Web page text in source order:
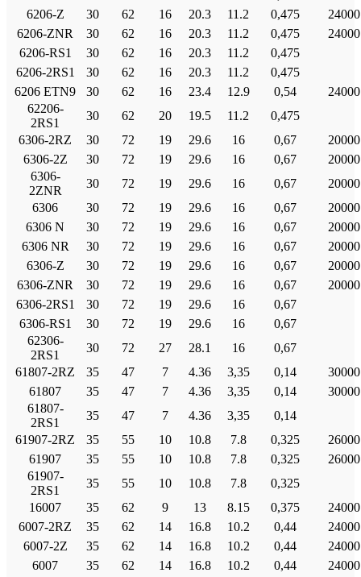
6206-Ζ
30 62 16 20.3 11.2 0,475
24000
6206-ZNR
30 62 16 20.3 11.2 0,475
24000
6206-RS1
30 62 16 20.3 11.2
0,475
6206-2RS1
30 62 16 20.3 11.2
0,475
6206 ETN9
30 62 16 23.4 12.9 0,54
24000
62206-
2RS1
30 62 20 19.5 11.2
0,475
6306-2RZ
30 72 19 29.6 16 0,67
20000
6306-2Ζ
30 72 19 29.6 16 0,67
20000
6306-
2ZNR
30 72 19 29.6 16 0,67
20000
6306
30 72 19 29.6 16 0,67
20000
6306 Ν
30 72 19 29.6 16 0,67
20000
6306 NR
30 72 19 29.6 16 0,67
20000
6306-Ζ
30 72 19 29.6 16 0,67
20000
6306-ZNR
30 72 19 29.6 16 0,67
20000
6306-2RS1
30 72 19 29.6 16
0,67
6306-RS1
30 72 19 29.6 16
0,67
62306-
2RS1
30 72 27 28.1 16
0,67
61807-2RZ
35 47 7 4.36 3,35 0,14
30000
61807
35 47 7 4.36 3,35 0,14
30000
61807-
2RS1
35 47 7 4.36 3,35
0,14
61907-2RZ
35 55 10 10.8 7.8 0,325
26000
61907
35 55 10 10.8 7.8 0,325
26000
61907-
2RS1
35 55 10 10.8 7.8
0,325
16007
35 62 9 13 8.15 0,375
24000
6007-2RZ
35 62 14 16.8 10.2 0,44
24000
6007-2Ζ
35 62 14 16.8 10.2 0,44
24000
6007
35 62 14 16.8 10.2 0,44
24000